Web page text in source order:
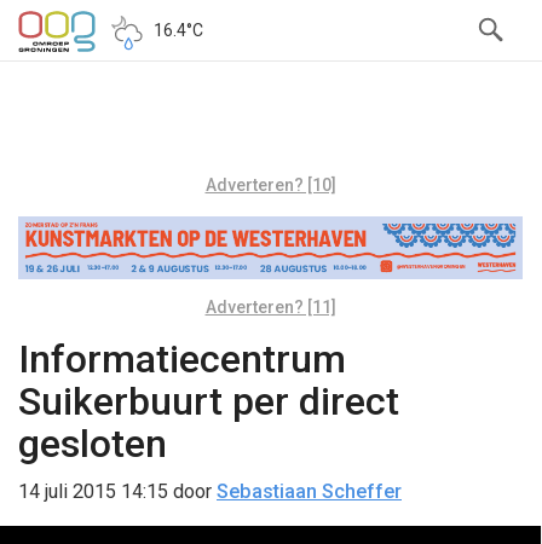
16.4°C
Adverteren? [10]
Adverteren? [11]
Informatiecentrum
Suikerbuurt per direct
gesloten
14 juli 2015 14:15 door Sebastiaan Scheffer